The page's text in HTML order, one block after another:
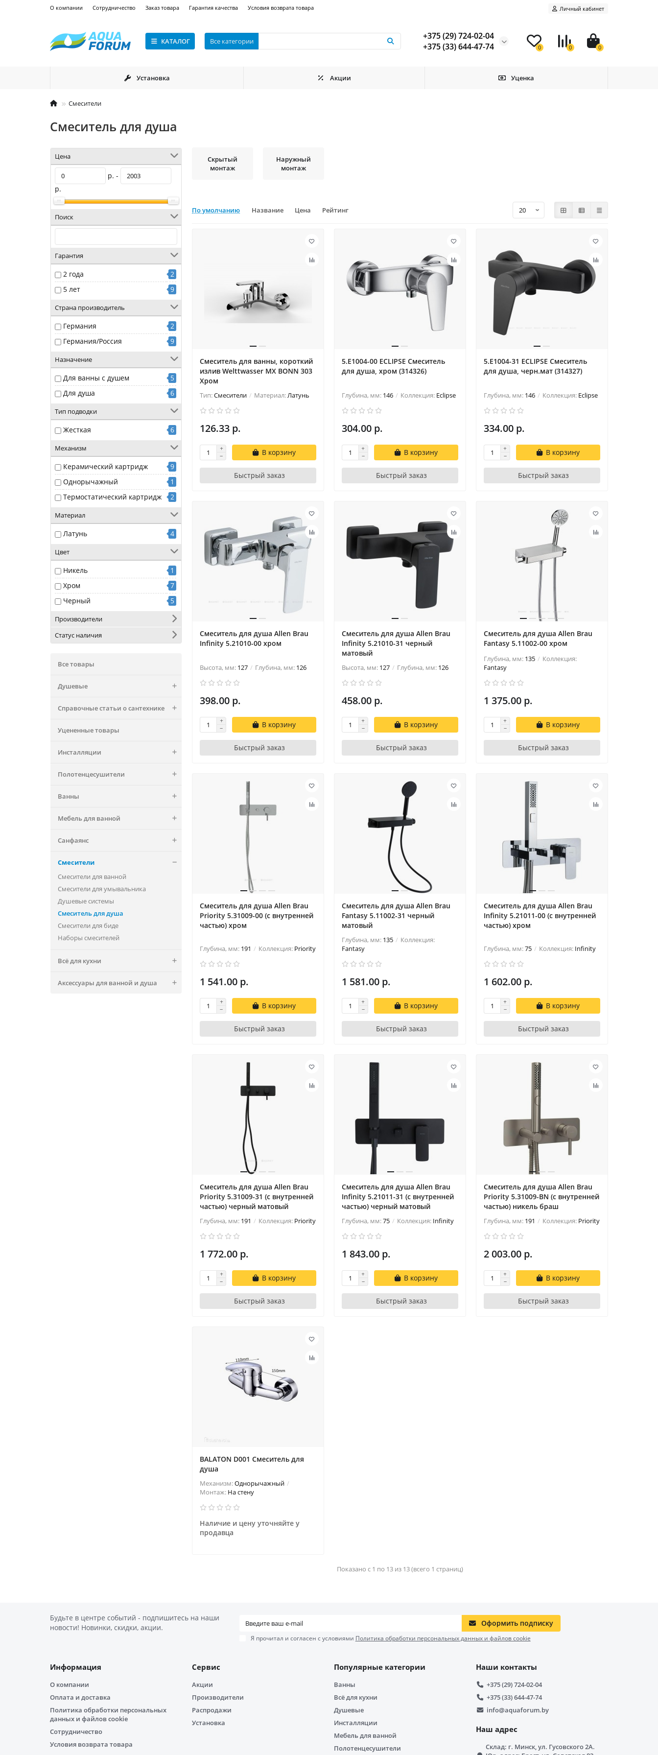
О компании Сотрудничество Заказ товара Гарантия качества Условия возврата товара Личный кабинет
КАТАЛОГ Все категории
+375 (29) 724-02-04
+375 (33) 644-47-74
0 0 0
Установка Акции Уценка
Смесители
Смеситель для душа
Цена
р. -
р.
Поиск
Гарантия
2 года
2
5 лет
9
Страна производитель
Германия
2
Германия/Россия
9
Назначение
Для ванны с душем
5
Для душа
6
Тип подводки
Жесткая 6
Механизм
Керамический картридж
9
Однорычажный
1
Термостатический картридж
2
Материал
Латунь 4
Цвет
Никель
1
Хром
7
Черный
5
Производители
Статус наличия
Все товары
Душевые
Справочные статьи о сантехнике
Уцененные товары
Инсталляции
Полотенцесушители
Ванны
Мебель для ванной
Санфаянс
Смесители
Смесители для ванной
Смесители для умывальника
Душевые системы
Смеситель для душа
Смесители для биде
Наборы смесителей
Всё для кухни
Аксессуары для ванной и душа
Скрытый
монтаж
Наружный
монтаж
По умолчанию Название Цена Рейтинг
Смеситель для ванны, короткий
излив Welttwasser MX BONN 303
Хром
Тип:Смесители Материал:Латунь
126.33 р.
В корзину
Быстрый заказ
5.E1004-00 ECLIPSE Cмеситель
для душа, хром (314326)
Глубина, мм: 146 Коллекция: Eclipse
304.00 р.
В корзину
Быстрый заказ
5.E1004-31 ECLIPSE Cмеситель
для душа, черн.мат (314327)
Глубина, мм: 146 Коллекция: Eclipse
334.00 р.
В корзину
Быстрый заказ
Смеситель для душа Allen Brau
Infinity 5.21010-00 хром
Высота, мм: 127 Глубина, мм: 126
398.00 р.
В корзину
Быстрый заказ
Смеситель для душа Allen Brau
Infinity 5.21010-31 черный
матовый
Высота, мм: 127 Глубина, мм: 126
458.00 р.
В корзину
Быстрый заказ
Смеситель для душа Allen Brau
Fantasy 5.11002-00 хром
Глубина, мм: 135
Коллекция:
Fantasy
1 375.00 р.
В корзину
Быстрый заказ
Смеситель для душа Allen Brau
Priority 5.31009-00 (с внутренней
частью) хром
Глубина, мм: 191 Коллекция: Priority
1 541.00 р.
В корзину
Быстрый заказ
Смеситель для душа Allen Brau
Fantasy 5.11002-31 черный
матовый
Глубина, мм: 135
Коллекция:
Fantasy
1 581.00 р.
В корзину
Быстрый заказ
Смеситель для душа Allen Brau
Infinity 5.21011-00 (с внутренней
частью) хром
Глубина, мм:75 Коллекция: Infinity
1 602.00 р.
В корзину
Быстрый заказ
Смеситель для душа Allen Brau
Priority 5.31009-31 (с внутренней
частью) черный матовый
Глубина, мм: 191 Коллекция: Priority
1 772.00 р.
В корзину
Быстрый заказ
Смеситель для душа Allen Brau
Infinity 5.21011-31 (с внутренней
частью) черный матовый
Глубина, мм:75 Коллекция: Infinity
1 843.00 р.
В корзину
Быстрый заказ
Смеситель для душа Allen Brau
Priority 5.31009-BN (с внутренней
частью) никель браш
Глубина, мм: 191 Коллекция: Priority
2 003.00 р.
В корзину
Быстрый заказ
BALATON D001 Смеситель для
душа
Механизм:Однорычажный
Монтаж: На стену
Наличие и цену уточняйте у
продавца
Показано с 1 по 13 из 13 (всего 1 страниц)
Будьте в центре событий - подпишитесь на наши
новости! Новинки, скидки, акции.
Оформить подписку
Я прочитал и согласен с условиями Политика обработки персональных данных и файлов cookie
Информация
О компании
Оплата и доставка
Политика обработки персональных
данных и файлов cookie
Сотрудничество
Условия возврата товара
Сервис
Акции
Производители
Распродажи
Установка
Популярные категории
Ванны
Всё для кухни
Душевые
Инсталляции
Мебель для ванной
Полотенцесушители
Наши контакты
+375 (29) 724-02-04
+375 (33) 644-47-74
info@aquaforum.by
Наш адрес
Склад: г. Минск, ул. Гусовского 2А.